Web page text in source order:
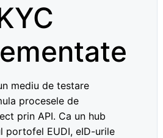
mediu de testare
procesele de
prin API. Ca un hub
portofel EUDI, eID-urile